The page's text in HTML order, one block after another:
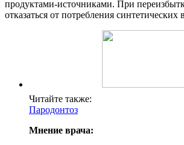
продуктами-источниками. При
отказаться от потребления синтетических
Читайте также:
Пародонтоз
Мнение врача: